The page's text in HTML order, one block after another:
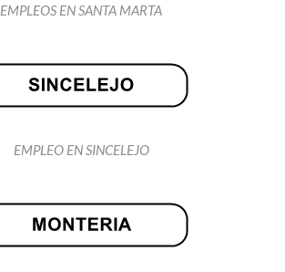
EMPLEOS EN SANTA MARTA
EMPLEO EN SINCELEJO